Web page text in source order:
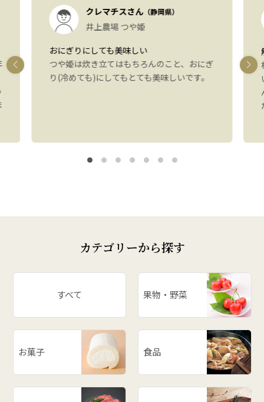
クレマチスさん（静岡県）
井上農場 つや姫
おにぎりにしても美味しい
つや姫は炊き立てはもちろんのこと、おにぎ
り(冷めても)にしてもとても美味しいです。
カテゴリーから探す
すべて 果物・野菜
お菓子 食品